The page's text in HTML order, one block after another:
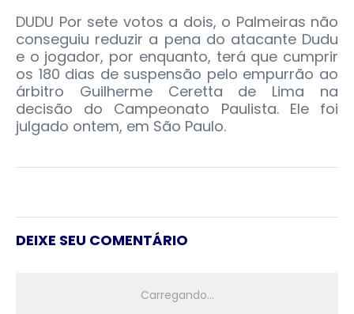
DUDU Por sete votos a dois, o Palmeiras não
conseguiu reduzir a pena do atacante Dudu
e o jogador, por enquanto, terá que cumprir
os 180 dias de suspensão pelo empurrão ao
árbitro Guilherme Ceretta de Lima na
decisão do Campeonato Paulista. Ele foi
julgado ontem, em São Paulo.
DEIXE SEU COMENTÁRIO